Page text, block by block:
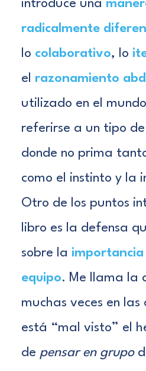
introduce una
radicalmente
lo colaborativo, lo
el razonamiento
utilizado en el
referirse a un tipo
donde no prima
como el instinto y la
Otro de los puntos
libro es la defensa
sobre la
equipo. Me llama la
muchas veces en las
está “mal visto” el
de pensar en grupo